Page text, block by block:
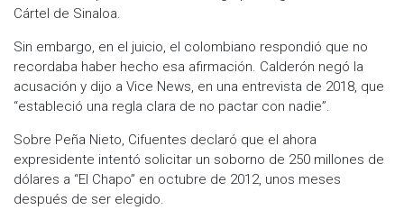
Cártel de Sinaloa.
Sin embargo, en el juicio, el colombiano respondió que no
recordaba haber hecho esa afirmación. Calderón negó la
acusación y dijo a Vice News, en una entrevista de 2018, que
“estableció una regla clara de no pactar con nadie”.
Sobre Peña Nieto, Cifuentes declaró que el ahora
expresidente intentó solicitar un soborno de 250 millones de
dólares a “El Chapo” en octubre de 2012, unos meses
después de ser elegido.